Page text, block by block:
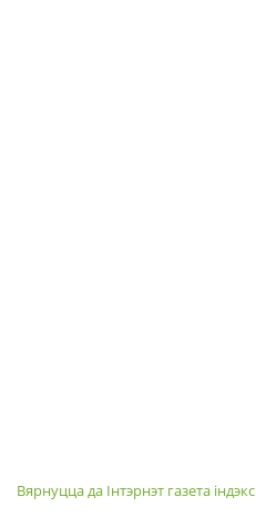
Вярнуцца да Інтэрнэт газета індэкс